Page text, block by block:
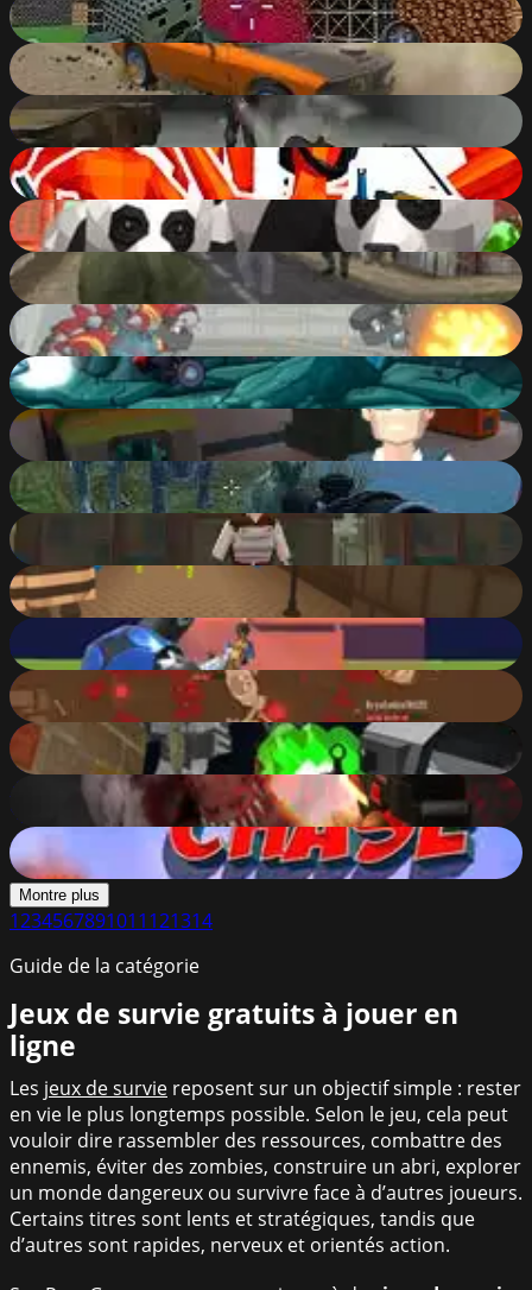
89%
Xtreme Demolition Arena Derby
89 %
Zombie Apocalypse Tunnel Survival
89%
Funny Shooter - Destroy All Enemys
89%
Panda Simulator
89%
Heavy Combat
89%
Super Dino Fighter
89 %
Car Eats Car: Dungeon Adventure
89%
POLYBLICY
88
Dinosaurs Jurassic Survival World
88%
Valkyrie RPG
88
Kogama: Escape From Prison
88%
1v1.LOL
88%
Brutalmania.io
88%
Crazy Pixel Apocalypse 3
88%
Shoot Your Nightmare: Space Isolation
88
Death Chase
88%
Montre plus
1234567891011121314
Guide de la catégorie
Jeux de survie gratuits à jouer en
ligne
Les jeux de survie reposent sur un objectif simple : rester
en vie le plus longtemps possible. Selon le jeu, cela peut
vouloir dire rassembler des ressources, combattre des
ennemis, éviter des zombies, construire un abri, explorer
un monde dangereux ou survivre face à d’autres joueurs.
Certains titres sont lents et stratégiques, tandis que
d’autres sont rapides, nerveux et orientés action.